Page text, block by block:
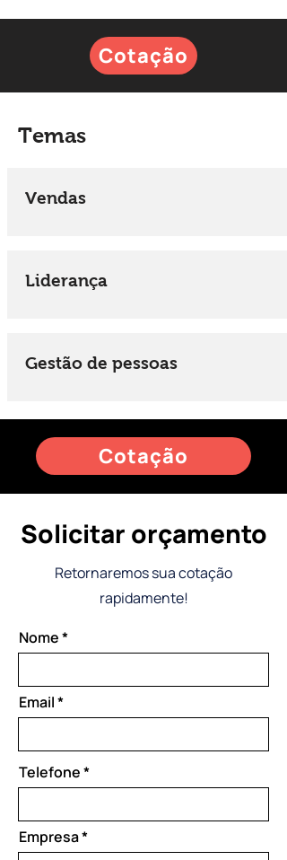
Cotação
Temas
Vendas
Liderança
Gestão de pessoas
Cotação
Solicitar orçamento
Retornaremos sua cotação
rapidamente!
Nome
Email
Telefone
Empresa